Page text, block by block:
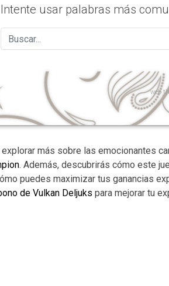
Intente usar palabras más
web
más sobre las emocionantes
. Además, descubrirás cómo este
puedes maximizar tus ganancias
de Vulkan Deljuks para mejorar tu